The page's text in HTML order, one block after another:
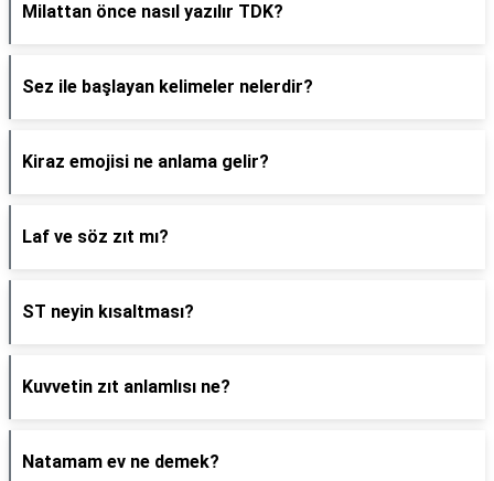
Milattan önce nasıl yazılır TDK?
Sez ile başlayan kelimeler nelerdir?
Kiraz emojisi ne anlama gelir?
Laf ve söz zıt mı?
ST neyin kısaltması?
Kuvvetin zıt anlamlısı ne?
Natamam ev ne demek?